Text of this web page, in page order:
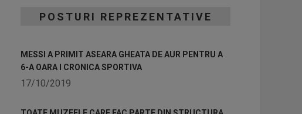
POSTURI REPREZENTATIVE
MESSI A PRIMIT ASEARA GHEATA DE AUR PENTRU A
6-A OARA I CRONICA SPORTIVA
17/10/2019